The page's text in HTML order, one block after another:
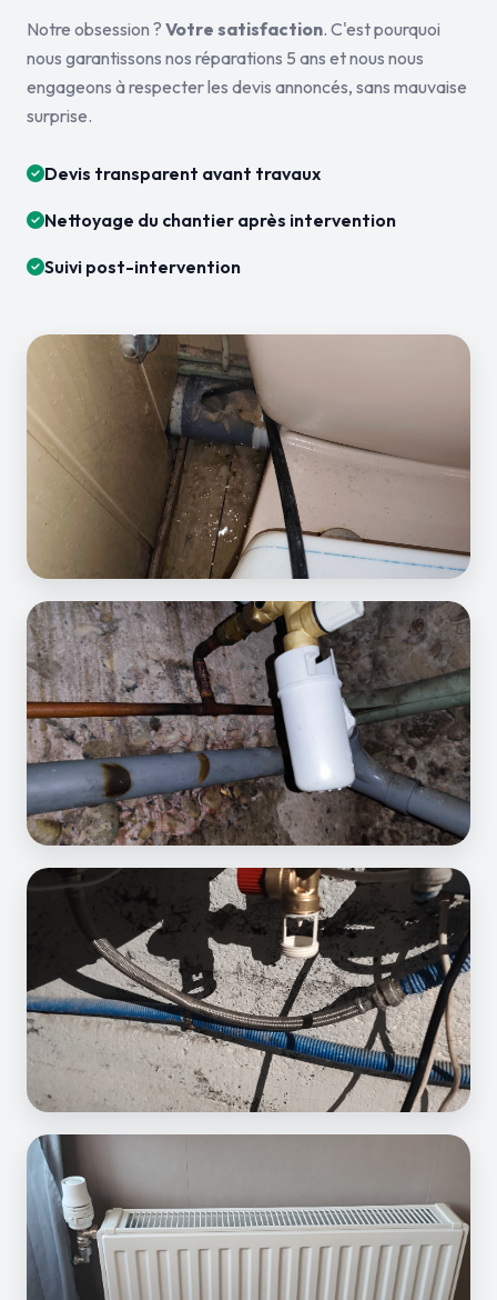
Notre obsession ? Votre satisfaction. C'est pourquoi
nous garantissons nos réparations 5 ans et nous nous
engageons à respecter les devis annoncés, sans mauvaise
surprise.
Devis transparent avant travaux
Nettoyage du chantier après intervention
Suivi post-intervention